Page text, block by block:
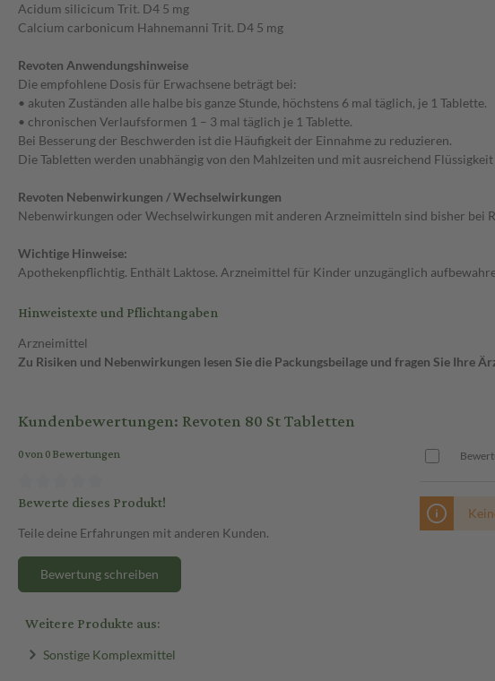
Acidum silicicum Trit. D4 5 mg
Calcium carbonicum Hahnemanni Trit. D4 5 mg
Revoten Anwendungshinweise
Die empfohlene Dosis für Erwachsene beträgt bei:
• akuten Zuständen alle halbe bis ganze Stunde, höchstens 6 mal täglich, je 1 Tablette.
• chronischen Verlaufsformen 1 – 3 mal täglich je 1 Tablette.
Bei Besserung der Beschwerden ist die Häufigkeit der Einnahme zu reduzieren.
Die Tabletten werden unabhängig von den Mahlzeiten und mit ausreichend
Revoten Nebenwirkungen / Wechselwirkungen
Nebenwirkungen oder Wechselwirkungen mit anderen Arzneimitteln sind bisher bei
Wichtige Hinweise:
Apothekenpflichtig. Enthält Laktose. Arzneimittel für Kinder unzugänglich
Hinweistexte und Pflichtangaben
Arzneimittel
Zu Risiken und Nebenwirkungen lesen Sie die Packungsbeilage und fragen Sie Ihre
Kundenbewertungen: Revoten 80 St Tabletten
0 von 0 Bewertungen
Bewerte dieses Produkt!
Teile deine Erfahrungen mit anderen Kunden.
Bewertung schreiben
Weitere Produkte aus:
Sonstige Komplexmittel